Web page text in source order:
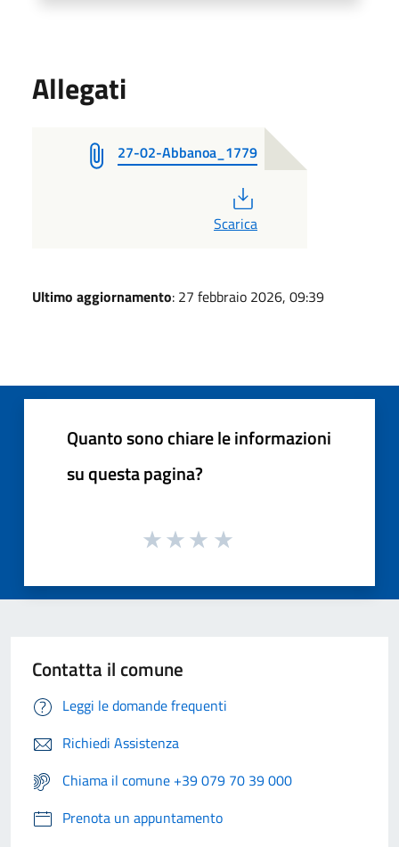
Allegati
27-02-Abbanoa_1779
Scarica
Ultimo aggiornamento: 27 febbraio 2026, 09:39
Quanto sono chiare le informazioni
su questa pagina?
Contatta il comune
Leggi le domande frequenti
Richiedi Assistenza
Chiama il comune +39 079 70 39 000
Prenota un appuntamento